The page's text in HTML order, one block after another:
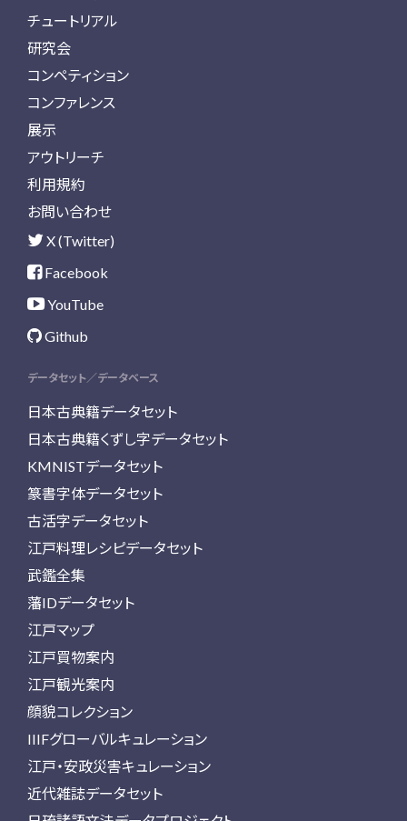
チュートリアル
研究会
コンペティション
コンファレンス
展示
アウトリーチ
利用規約
お問い合わせ
X (Twitter)
Facebook
YouTube
Github
データセット／データベース
日本古典籍データセット
日本古典籍くずし字データセット
KMNISTデータセット
篆書字体データセット
古活字データセット
江戸料理レシピデータセット
武鑑全集
藩IDデータセット
江戸マップ
江戸買物案内
江戸観光案内
顔貌コレクション
IIIFグローバルキュレーション
江戸・安政災害キュレーション
近代雑誌データセット